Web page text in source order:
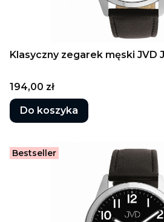
Klasyczny zegarek męski JVD
Cena
194,00 zł
Do koszyka
Bestseller